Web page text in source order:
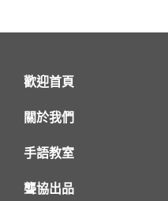
歡迎首頁
關於我們
手語教室
聾協出品